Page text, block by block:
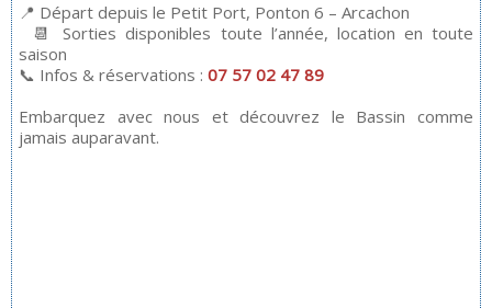
📍 Départ depuis le Petit Port, Ponton 6 – Arcachon
📆 Sorties disponibles toute l’année, location en toute
saison
📞 Infos & réservations : 07 57 02 47 89
Embarquez avec nous et découvrez le Bassin comme
jamais auparavant.